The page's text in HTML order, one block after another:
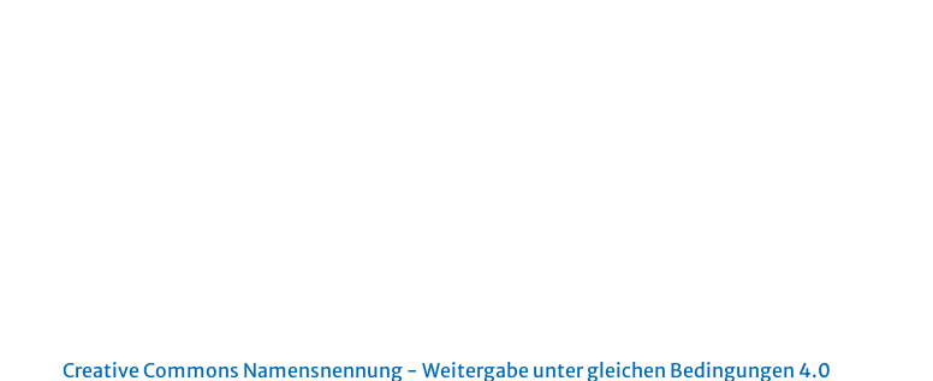
Creative Commons Namensnennung - Weitergabe unter gleichen Bedingungen 4.0